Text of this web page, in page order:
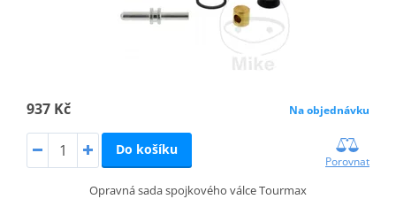
937 Kč Na objednávku
Do košíku
Porovnat
Opravná sada spojkového válce Tourmax